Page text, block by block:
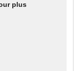
plus